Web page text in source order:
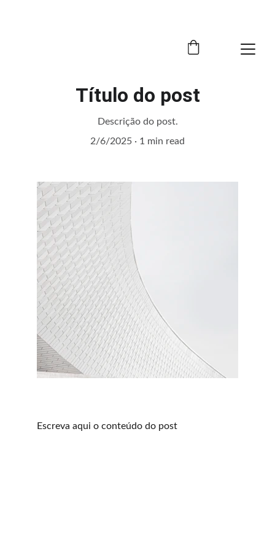
Título do post
Descrição do post.
2/6/2025
1 min read
Escreva aqui o conteúdo do post